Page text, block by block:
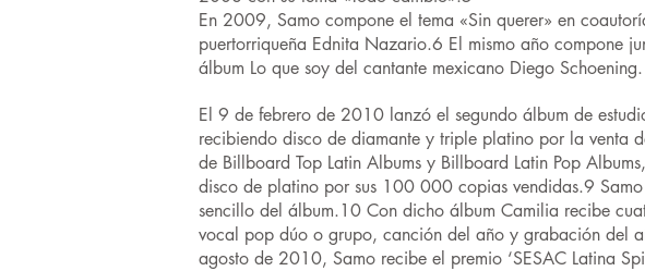
En 2009, Samo compone el tema «Sin querer» en
puertorriqueña Ednita Nazario.6 El mismo año compone
álbum Lo que soy del cantante mexicano Diego Schoening.
El 9 de febrero de 2010 lanzó el segundo álbum de
recibiendo disco de diamante y triple platino por la venta
de Billboard Top Latin Albums y Billboard Latin Pop
disco de platino por sus 100 000 copias vendidas.9
sencillo del álbum.10 Con dicho álbum Camilia recibe
vocal pop dúo o grupo, canción del año y grabación del
agosto de 2010, Samo recibe el premio ‘SESAC Latina